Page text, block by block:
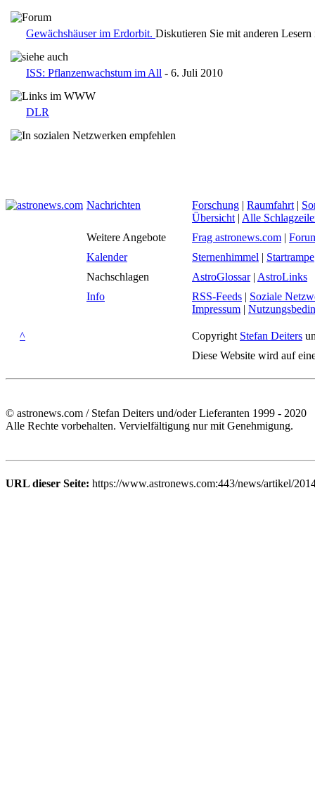
Gewächshäuser im Erdorbit. Diskutieren Sie mit anderen
ISS: Pflanzenwachstum im All - 6. Juli 2010
DLR
Nachrichten Forschung | Raumfahrt |
Übersicht | Alle
Weitere Angebote
Frag astronews.com |
Kalender
Sternenhimmel | Startrampe
Nachschlagen
AstroGlossar| AstroLinks
Info
RSS-Feeds | Soziale
Impressum |
^ Copyright Stefan Deiters
Diese Website wird auf
© astronews.com / Stefan Deiters und/oder Lieferanten 1999 - 2020
Alle Rechte vorbehalten. Vervielfältigung nur mit Genehmigung.
URL dieser Seite: https://www.astronews.com:443/news/artikel/